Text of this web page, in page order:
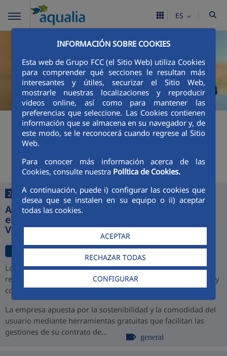
INFORMACIÓN SOBRE COOKIES
Esta web de Grupo FCC (el Sitio Web) utiliza Cookies
para comprender qué secciones le resultan más
interesantes y útiles, securizar el Sitio Web,
mostrarle nuestras localizaciones y reproducir
videos online, así como para mantener las
preferencias que seleccione. Las Cookies contienen
información que se almacena en su navegador y, de
este modo, se le reconocerá cuando regrese al Sitio
Web.
Para conocer más información acerca de las
Cookies, consulte nuestra Política de Cookies.
A continuación, puede i) configurar las cookies que
desea que se instalen en su equipo o ii) aceptar
todas las cookies.
ACEPTAR
RECHAZAR TODAS
CONFIGURAR
ES
+ Buscador
Últimas noticias
25/06/2026
Aquajerez digitaliza la gestión del agua con
el lanzamiento de sus nuevas App y Oficina
Virtual
Los nuevos canales permiten a los ciudadanos de Jerez
realizar todos sus trámites sin esperas, sin desplazamientos y
con disponibilidad total las 24 horas los 365 días del año
La empresa apuesta por la sostenibilidad y la comodidad del
usuario mediante herramientas gratuitas que facilitan las
gestiones de su contrato de...
general